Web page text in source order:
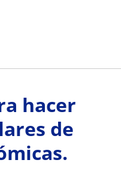
hacer
de